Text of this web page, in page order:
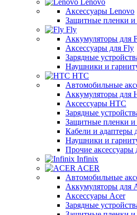
Lenovo
Аксессуары Lenovo
Защитные пленки и
Fly
Аккумуляторы для
Аксессуары для Fly
Зарядные
Наушники и
HTC
Автомобильные
Аккумуляторы для
Аксессуары HTC
Зарядные
Защитные пленки и
Кабели и адаптеры
Наушники и
Прочие аксессуары
Infinix
ACER
Автомобильные
Аккумуляторы для
Аксессуары Acer
Зарядные